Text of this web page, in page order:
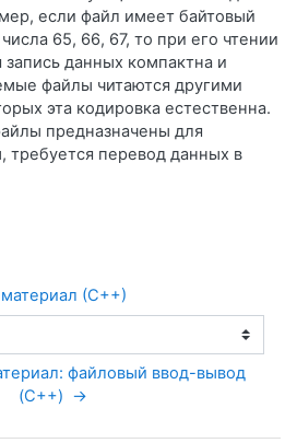
если файл имеет байтовый
65, 66, 67, то при его чтении
данных компактна и
файлы читаются другими
эта кодировка естественна.
предназначены для
требуется перевод данных в
(С++)
файловый ввод-вывод
(C++)  →